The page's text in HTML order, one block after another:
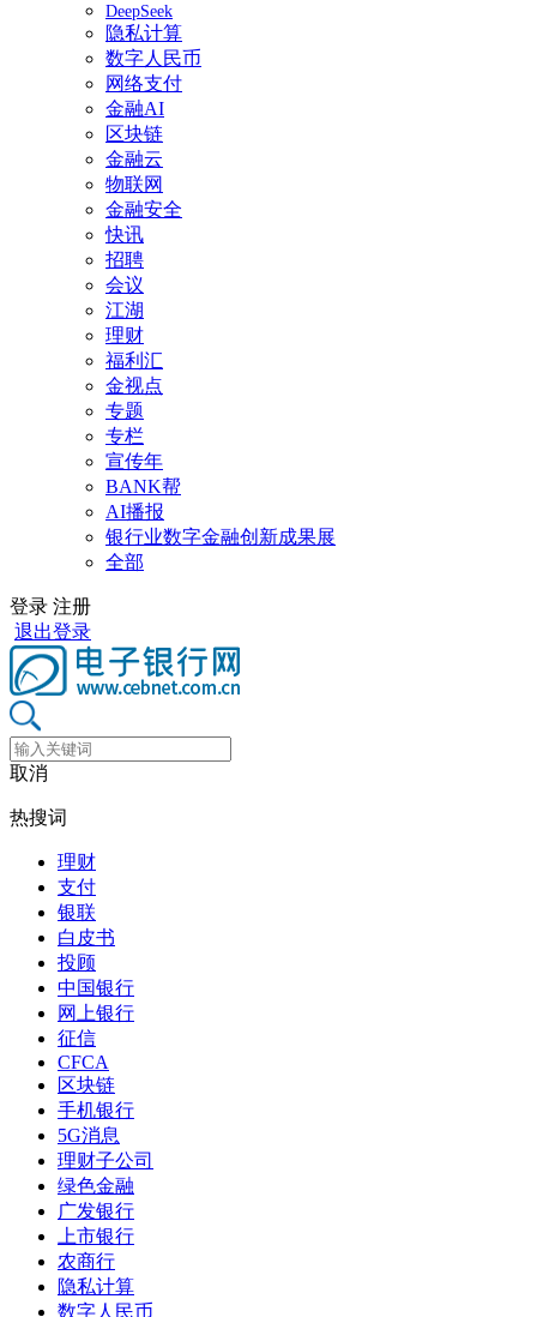
DeepSeek
隐私计算
数字人民币
网络支付
金融AI
区块链
金融云
物联网
金融安全
快讯
招聘
会议
江湖
理财
福利汇
金视点
专题
专栏
宣传年
BANK帮
AI播报
银行业数字金融创新成果展
全部
登录 注册
退出登录
取消
热搜词
理财
支付
银联
白皮书
投顾
中国银行
网上银行
征信
CFCA
区块链
手机银行
5G消息
理财子公司
绿色金融
广发银行
上市银行
农商行
隐私计算
数字人民币